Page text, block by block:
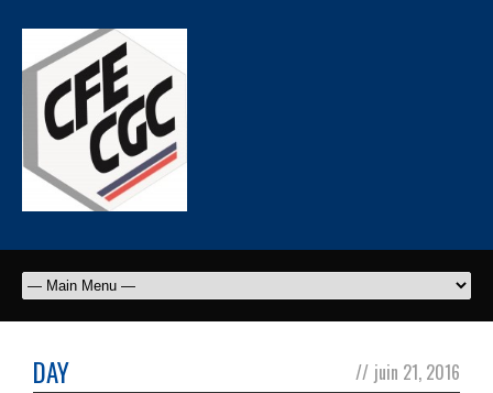
DAY // juin 21, 2016